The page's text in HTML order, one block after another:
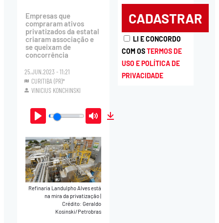
Empresas que
compraram ativos
privatizados da estatal
criaram associação e
se queixam de
concorrência
25.JUN.2023 - 11:21
CURITIBA (PR)*
VINICIUS KONCHINSKI
Play Mute
Refinaria Landulpho Alves está
na mira da privatização|
Crédito: Geraldo
Kosinski/Petrobras
LI E CONCORDO
COM OSTERMOS DE
USO E POLÍTICA DE
PRIVACIDADE